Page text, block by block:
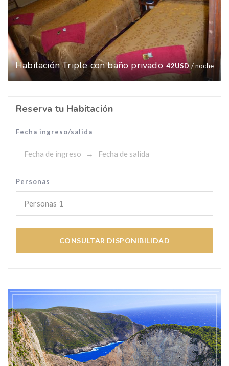
Habitación Triple con baño privado 42USD / noche
Reserva tu Habitación
Fecha ingreso/salida
Personas
Personas 1
CONSULTAR DISPONIBILIDAD